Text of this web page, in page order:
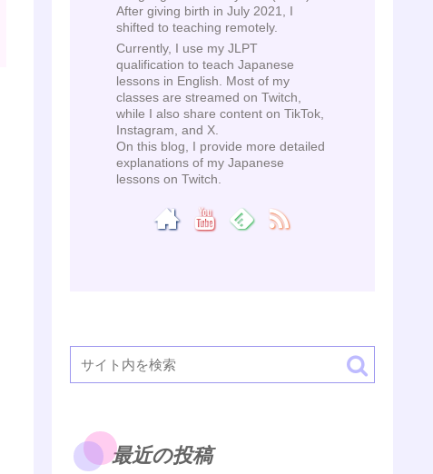
After giving birth in July 2021, I
shifted to teaching remotely.
Currently, I use my JLPT
qualification to teach Japanese
lessons in English. Most of my
classes are streamed on Twitch,
while I also share content on TikTok,
Instagram, and X.
On this blog, I provide more detailed
explanations of my Japanese
lessons on Twitch.
最近の投稿